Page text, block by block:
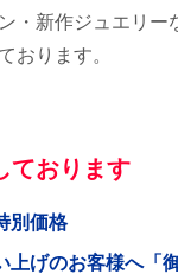
・新作ジュエリー
おります。
ております
別価格
上げのお客様へ「